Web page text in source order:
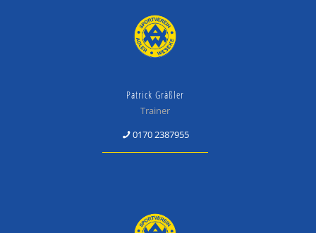
Patrick Gräßler
Trainer
0170 2387955